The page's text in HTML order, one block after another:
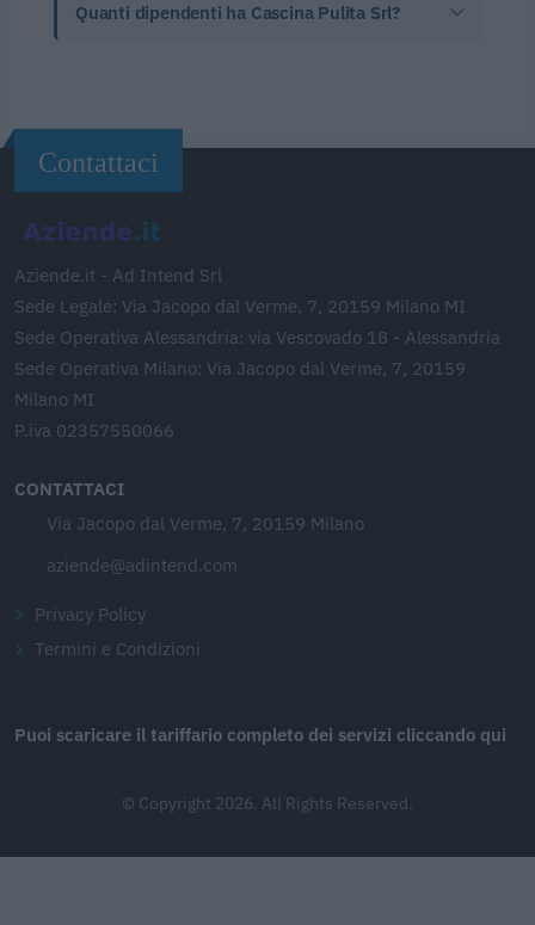
Quanti dipendenti ha Cascina Pulita Srl?
Contattaci
Aziende.it - Ad Intend Srl
Sede Legale: Via Jacopo dal Verme, 7, 20159 Milano MI
Sede Operativa Alessandria: via Vescovado 18 - Alessandria
Sede Operativa Milano: Via Jacopo dal Verme, 7, 20159
Milano MI
P.iva 02357550066
CONTATTACI
Via Jacopo dal Verme, 7, 20159 Milano
aziende@adintend.com
Privacy Policy
Termini e Condizioni
Puoi scaricare il tariffario completo dei servizi cliccando qui
© Copyright 2026. All Rights Reserved.